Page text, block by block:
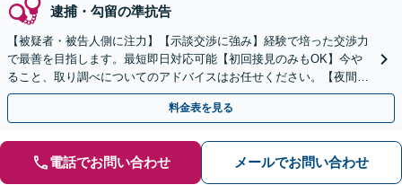
逮捕・勾留の準抗告
【被疑者・被告人側に注力】【示談交渉に強み】経験で培った交渉力
で最善を目指します。最短即日対応可能【初回接見のみもOK】今や
ること、取り調べについてのアドバイスはお任せください。【夜間／
休日対応】
料金表を見る
電話でお問い合わせ メールでお問い合わせ